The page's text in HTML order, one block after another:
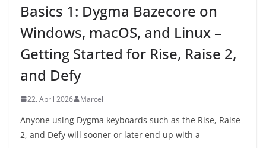
Basics 1: Dygma Bazecore on
Windows, macOS, and Linux –
Getting Started for Rise, Raise 2,
and Defy
22. April 2026 Marcel
Anyone using Dygma keyboards such as the Rise, Raise
2, and Defy will sooner or later end up with a